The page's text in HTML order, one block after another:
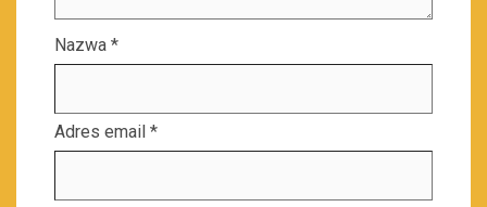
Nazwa *
Adres email *